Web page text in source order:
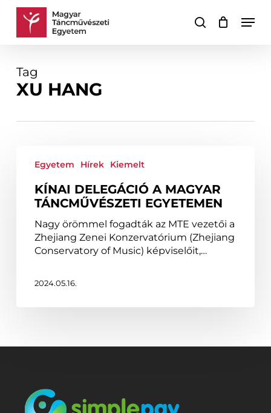
Skip
keresés
Kosár Kosár
Tag
XU HANG
delegáció
Magyar
Táncművészeti
Egyetemen
Egyetem Hírek Kiemelt
KÍNAI DELEGÁCIÓ A MAGYAR
TÁNCMŰVÉSZETI EGYETEMEN
Nagy örömmel fogadták az MTE vezetői a
Zhejiang Zenei Konzervatórium (Zhejiang
Conservatory of Music) képviselőit,…
2024.05.16.